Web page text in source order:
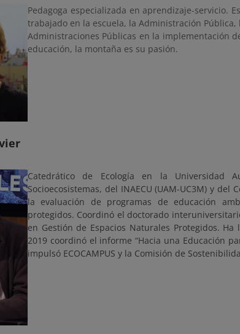
Pedagoga especializada en aprendizaje-servicio.
trabajado en la escuela, la Administración
Administraciones Públicas en la implementación
educación, la montaña es su pasión.
Catedrático de Ecología en la Universidad
Socioecosistemas, del INAECU (UAM-UC3M) y del
la evaluación de programas de educación
protegidos. Coordinó el doctorado
en Gestión de Espacios Naturales Protegidos.
2019 coordinó el informe “Hacia una Educación
impulsó ECOCAMPUS y la Comisión de